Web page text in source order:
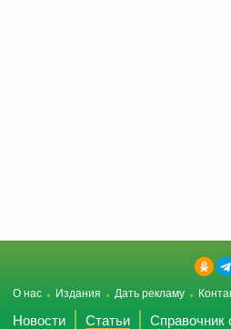
О нас Издания Дать рекламу
Новости Статьи
Справочник